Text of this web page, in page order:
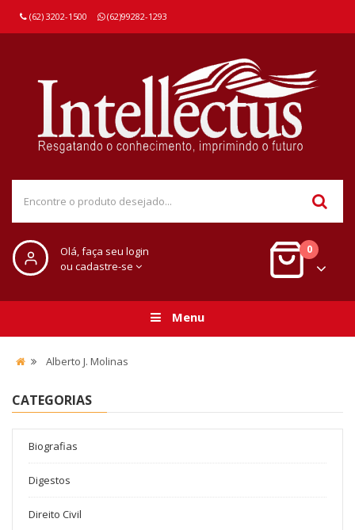
(62) 3202-1500 (62)99282-1293
Olá, faça seu login
ou cadastre-se
0
Menu
Alberto J. Molinas
CATEGORIAS
Biografias
Digestos
Direito Civil